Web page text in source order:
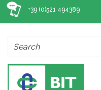
+39 (0)521 494389